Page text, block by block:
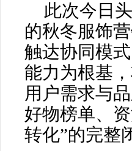
此次今日
的秋冬服饰
触达协同模
能力为根基
用户需求与
好物榜单、
转化”的完整